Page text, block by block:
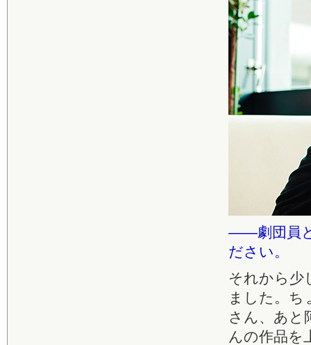
――劇団員
ださい。
それから少
ました。ち
さん、あと
んの作品を